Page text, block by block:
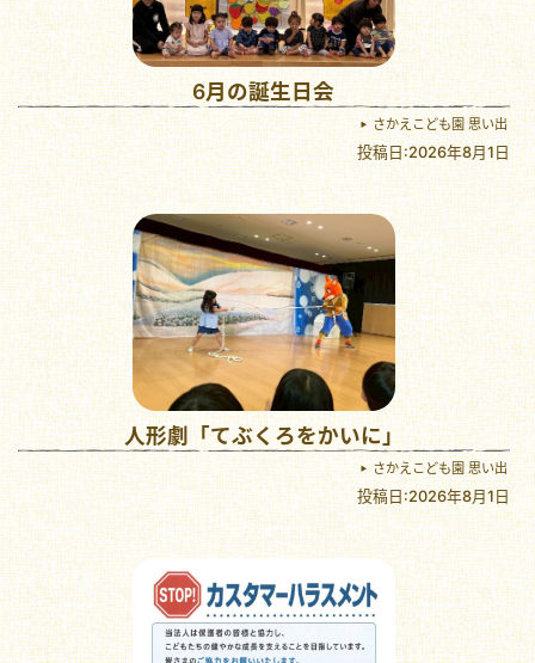
6月の誕生日会
さかえこども園 思い出
投稿日:2026年8月1日
人形劇「てぶくろをかいに」
さかえこども園 思い出
投稿日:2026年8月1日